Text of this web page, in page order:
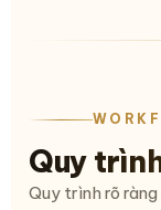
Quy
Quy trình rõ